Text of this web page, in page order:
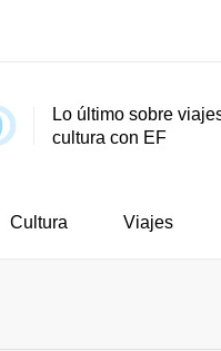
Programas
Lo último sobre
cultura con EF
Cultura Viajes